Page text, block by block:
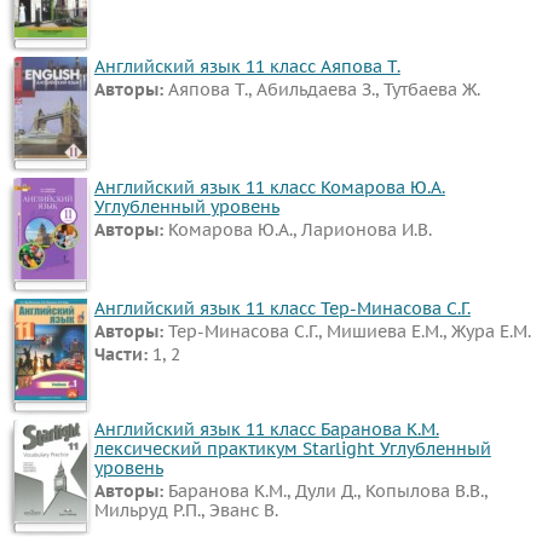
Английский язык 11 класс Аяпова Т.
Авторы: Аяпова Т., Абильдаева З., Тутбаева Ж.
Английский язык 11 класс Комарова Ю.А.
Углубленный уровень
Авторы: Комарова Ю.А., Ларионова И.В.
Английский язык 11 класс Тер-Минасова С.Г.
Авторы: Тер-Минасова С.Г., Мишиева Е.М., Жура Е.М.
Части: 1, 2
Английский язык 11 класс Баранова К.М.
лексический практикум Starlight Углубленный
уровень
Авторы: Баранова К.М., Дули Д., Копылова В.В.,
Мильруд Р.П., Эванс В.